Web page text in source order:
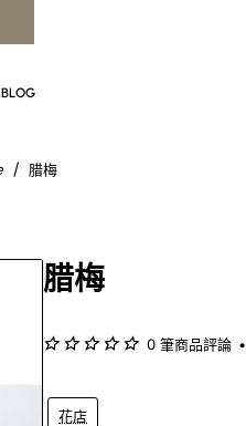
BLOG
腊梅
腊梅
花店
0 筆商品評論 •